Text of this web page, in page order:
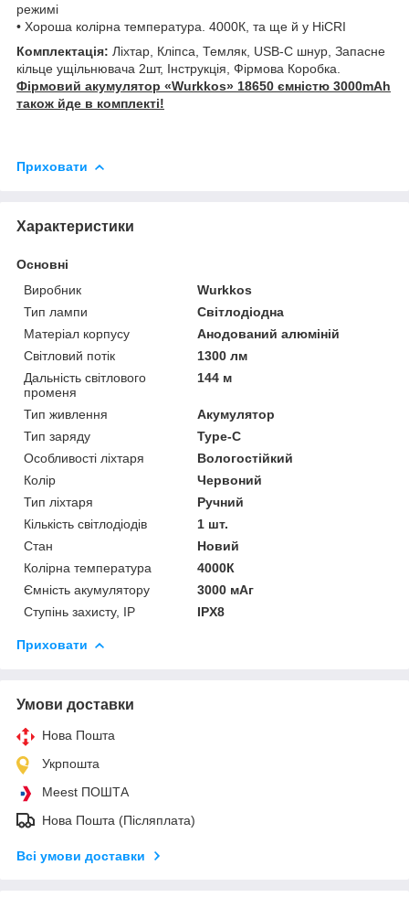
режимі
• Хороша колірна температура. 4000К, та ще й у HiCRI
Комплектація: Ліхтар, Кліпса, Темляк, USB-C шнур, Запасне
кільце ущільнювача 2шт, Інструкція, Фірмова Коробка.
Фірмовий акумулятор «Wurkkos» 18650 ємністю 3000mAh
також йде в комплекті!
Приховати
Характеристики
Основні
Виробник
Wurkkos
Тип лампи
Світлодіодна
Матеріал корпусу
Анодований алюміній
Світловий потік
1300 лм
Дальність світлового
променя
144 м
Тип живлення
Акумулятор
Тип заряду
Type-C
Особливості ліхтаря
Вологостійкий
Колір
Червоний
Тип ліхтаря
Ручний
Кількість світлодіодів
1 шт.
Стан
Новий
Колірна температура
4000К
Ємність акумулятору
3000 мАг
Ступінь захисту, IP
IPX8
Приховати
Умови доставки
Нова Пошта
Укрпошта
Meest ПОШТА
Нова Пошта (Післяплата)
Всі умови доставки